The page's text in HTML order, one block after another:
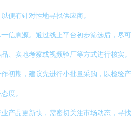
便有针对性地寻找供应商。
一信息源。通过线上平台初步筛选后，尽可
、实地考察或视频验厂等方式进行核实。
作初期，建议先进行小批量采购，以检验产
度。
业产品更新快，需密切关注市场动态，寻找